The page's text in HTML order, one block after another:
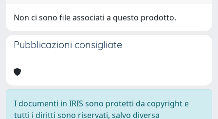
Non ci sono file associati a questo prodotto.
Pubblicazioni consigliate
I documenti in IRIS sono protetti da copyright e
tutti i diritti sono riservati, salvo diversa